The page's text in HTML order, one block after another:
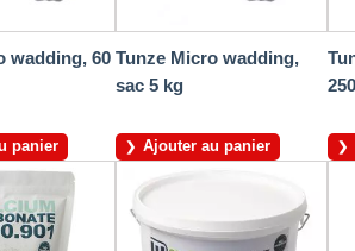
wadding, 60
panier
Tunze Micro wadding,
sac 5 kg
Ajouter au panier